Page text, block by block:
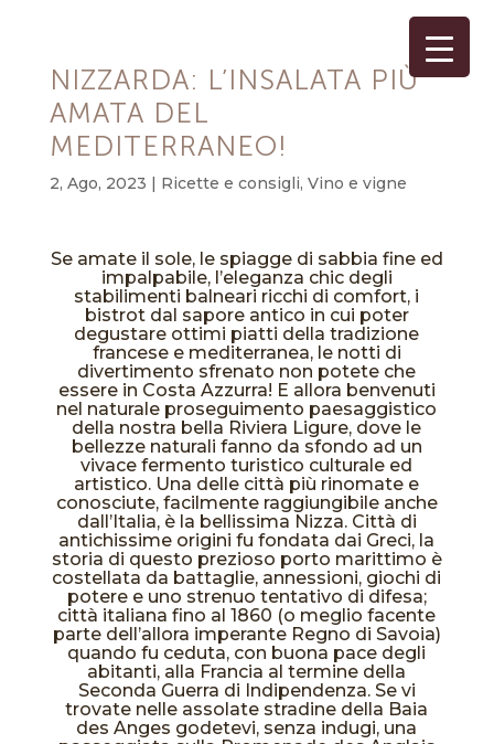
NIZZARDA: L’INSALATA PIÙ
AMATA DEL
MEDITERRANEO!
2, Ago, 2023 | Ricette e consigli, Vino e vigne
Se amate il sole, le spiagge di sabbia fine ed
impalpabile, l’eleganza chic degli
stabilimenti balneari ricchi di comfort, i
bistrot dal sapore antico in cui poter
degustare ottimi piatti della tradizione
francese e mediterranea, le notti di
divertimento sfrenato non potete che
essere in Costa Azzurra! E allora benvenuti
nel naturale proseguimento paesaggistico
della nostra bella Riviera Ligure, dove le
bellezze naturali fanno da sfondo ad un
vivace fermento turistico culturale ed
artistico. Una delle città più rinomate e
conosciute, facilmente raggiungibile anche
dall’Italia, è la bellissima Nizza. Città di
antichissime origini fu fondata dai Greci, la
storia di questo prezioso porto marittimo è
costellata da battaglie, annessioni, giochi di
potere e uno strenuo tentativo di difesa;
città italiana fino al 1860 (o meglio facente
parte dell’allora imperante Regno di Savoia)
quando fu ceduta, con buona pace degli
abitanti, alla Francia al termine della
Seconda Guerra di Indipendenza. Se vi
trovate nelle assolate stradine della Baia
des Anges godetevi, senza indugi, una